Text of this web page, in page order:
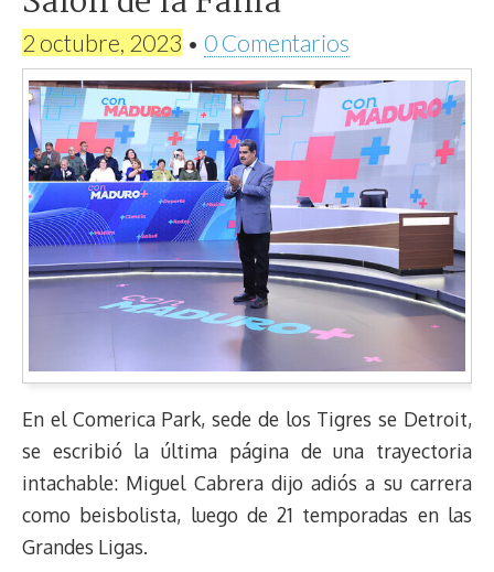
2 octubre, 2023 • 0 Comentarios
En el Comerica Park, sede de los Tigres se Detroit,
se escribió la última página de una trayectoria
intachable: Miguel Cabrera dijo adiós a su carrera
como beisbolista, luego de 21 temporadas en las
Grandes Ligas.